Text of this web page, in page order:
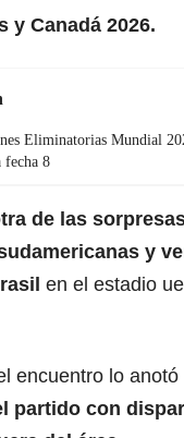
y Canadá 2026.
Eliminatorias Mundial
fecha 8
de las
y
en el estadio
encuentro lo anotó
partido con